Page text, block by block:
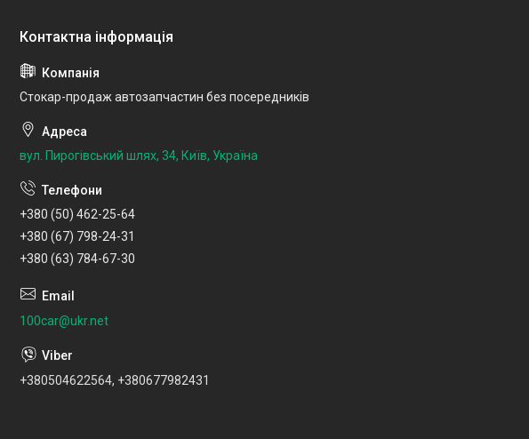
Стокар-продаж автозапчастин без посередників
вул. Пирогівський шлях, 34, Київ, Україна
+380 (50) 462-25-64
+380 (67) 798-24-31
+380 (63) 784-67-30
100car@ukr.net
+380504622564, +380677982431